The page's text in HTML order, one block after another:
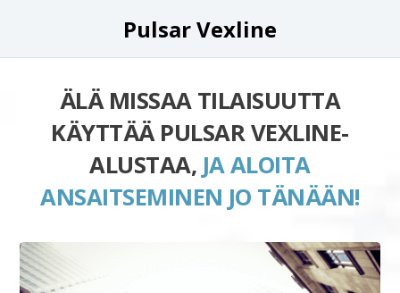
Pulsar Vexline
ÄLÄ MISSAA TILAISUUTTA
KÄYTTÄÄ PULSAR VEXLINE-
ALUSTAA, JA ALOITA
ANSAITSEMINEN JO TÄNÄÄN!